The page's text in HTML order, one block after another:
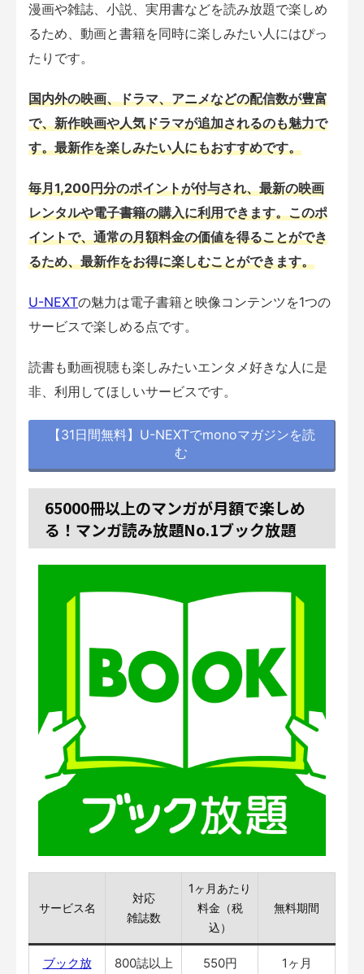
漫画や雑誌、小説、実用書などを読み放題で楽しめ
るため、動画と書籍を同時に楽しみたい人にはぴっ
たりです。
国内外の映画、ドラマ、アニメなどの配信数が豊富
で、新作映画や人気ドラマが追加されるのも魅力で
す。最新作を楽しみたい人にもおすすめです。
毎月1,200円分のポイントが付与され、最新の映画
レンタルや電子書籍の購入に利用できます。このポ
イントで、通常の月額料金の価値を得ることができ
るため、最新作をお得に楽しむことができます。
U-NEXTの魅力は電子書籍と映像コンテンツを1つの
サービスで楽しめる点です。
読書も動画視聴も楽しみたいエンタメ好きな人に是
非、利用してほしいサービスです。
【31日間無料】U-NEXTでmonoマガジンを読
む
65000冊以上のマンガが月額で楽しめ
る！マンガ読み放題No.1ブック放題
サービス名
対応
雑誌数
1ヶ月あたり
料金（税
込）
無料期間
ブック放
800誌以上 550円 1ヶ月